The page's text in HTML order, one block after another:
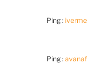
Ping :
Ping :